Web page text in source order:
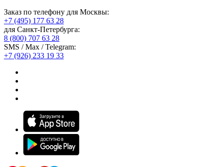
Заказ по телефону для Москвы:
+7 (495) 177 63 28
для Санкт-Петербурга:
8 (800) 707 63 28
SMS / Max / Telegram:
+7 (926) 233 19 33